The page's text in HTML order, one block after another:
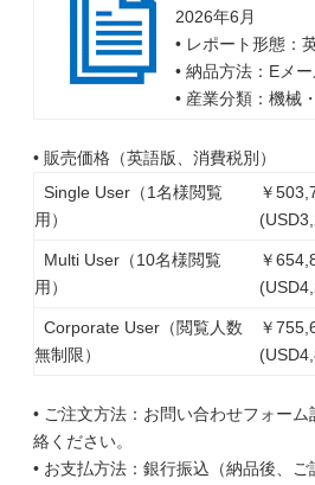
2026年6月
• レポート形態：
• 納品方法：Eメ
• 産業分類：機械
• 販売価格（英語版、消費税別）
Single User（1名様閲覧
用）
￥
Multi User（10名様閲覧
用）
￥
Corporate User（閲覧人数
無制限）
￥
• ご注文方法：お問い合わせフォー
絡ください。
• お支払方法：銀行振込（納品後、ご